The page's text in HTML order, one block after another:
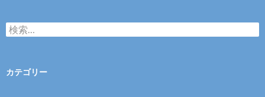
検
索:
カテゴリー